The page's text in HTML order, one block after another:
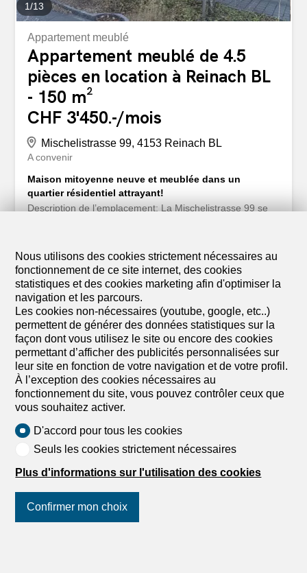
1/13
Appartement meublé
Appartement meublé de 4.5
pièces en location à Reinach BL
- 150 m²
CHF 3'450.-/mois
Mischelistrasse 99, 4153 Reinach BL
A convenir
Maison mitoyenne neuve et meublée dans un
quartier résidentiel attrayant!
Description de l’emplacement: La Mischelistrasse 99 se
qualité de vie et d’excellente infrastructure (arrêt de bus à
350m / parc juste devant la porte, etc.). Les commerces
(Migros 300m), les écoles (école primaire Weiermatt
900m / ISB – International School Basel 950m, crèche
500m) ainsi que les transports publics sont facilement
accessibles, tandis que la proximité de Bâle offre une
excellente connexion pour les navetteurs. De
nombreuses zones vertes, des lieux de loisirs et des
activités de plein air soulignent la qualité de vie élevée de
ce quartier très prisé. Description de l’objet: La maison
mitoyenne construite en 2021 séduit par son concept de
vie moderne, son niveau d’équipement de haute qualité
et son emplacement calme et adapté aux familles. Le
bien dispose d’un total de 4,5 pièces sur environ 100 m²
Appartement
Appartement de 4.5 pièces en
Nous utilisons des cookies strictement nécessaires au
fonctionnement de ce site internet, des cookies
statistiques et des cookies marketing afin d'optimiser la
navigation et les parcours.
Les cookies non-nécessaires (youtube, google, etc..)
permettent de générer des données statistiques sur la
façon dont vous utilisez le site ou encore des cookies
permettant d’afficher des publicités personnalisées sur
leur site en fonction de votre navigation et de votre profil.
À l’exception des cookies nécessaires au
fonctionnement du site, vous pouvez contrôler ceux que
vous souhaitez activer.
D'accord pour tous les cookies
Seuls les cookies strictement nécessaires
Plus d'informations sur l'utilisation des cookies
Confirmer mon choix